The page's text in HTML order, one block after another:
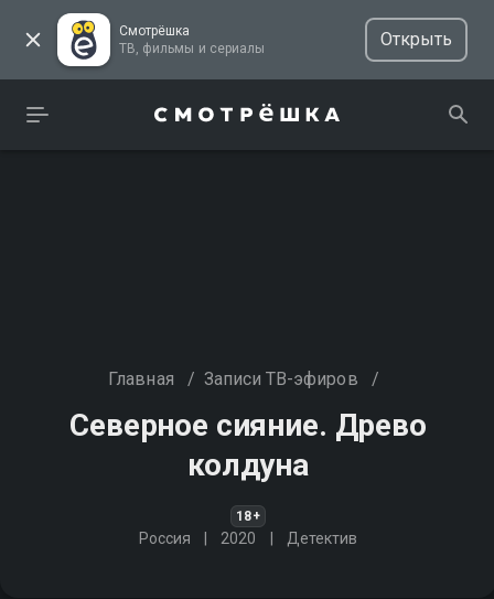
Смотрёшка
ТВ, фильмы и сериалы
Открыть
Главная / Записи ТВ-эфиров /
Северное сияние. Древо
колдуна
18+
Россия 2020 Детектив